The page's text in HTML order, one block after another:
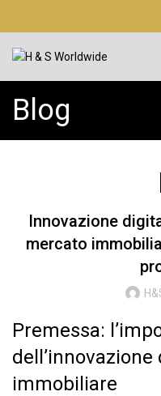
Blog
Innovazione
mercato
Premessa:
immobiliare